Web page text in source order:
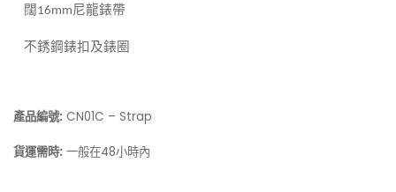
闊 16mm尼龍錶帶
不銹鋼錶扣及錶圈
產品編號: CN01C – Strap
貨運需時: 一般在48小時內